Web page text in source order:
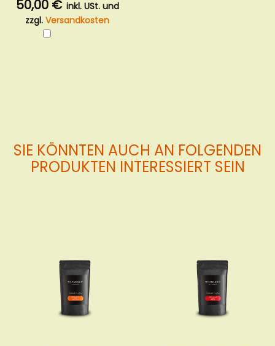
50,00 € inkl. USt. und
zzgl.Versandkosten
SIE KÖNNTEN AUCH AN FOLGENDEN
PRODUKTEN INTERESSIERT SEIN